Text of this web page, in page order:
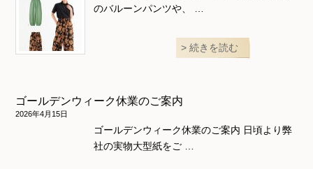
のバルーンパンツや、 …
続きを読む
ゴールデンウィーク休業のご案内
2026年4月15日
ゴールデンウィーク休業のご案内 日頃より弊
社の実物大型紙をご …